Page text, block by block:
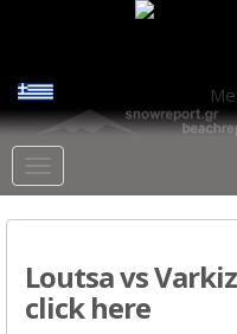
Loutsa vs
click here